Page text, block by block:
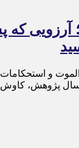
و استحکامات
حاصل بیش از ۲۵ سال